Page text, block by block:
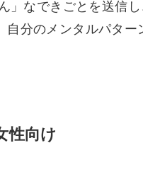
」なできごとを送信し
自分のメンタルパター
向け